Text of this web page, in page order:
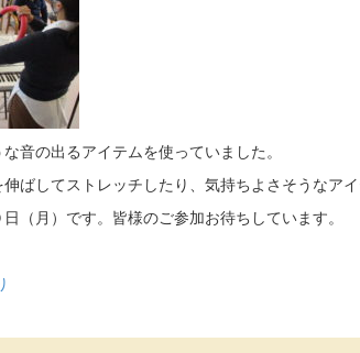
音の出るアイテムを使っていました。
ばしてストレッチしたり、気持ちよさそうなアイ
（月）です。皆様のご参加お待ちしています。